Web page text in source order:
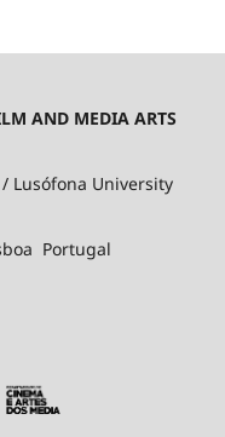
AND MEDIA ARTS
Lusófona University
Portugal